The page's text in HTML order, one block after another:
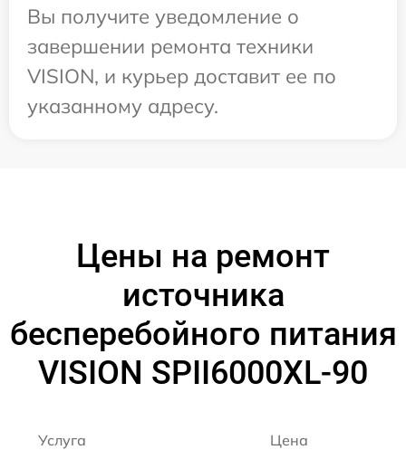
Вы получите уведомление о
завершении ремонта техники
VISION, и курьер доставит ее по
указанному адресу.
Цены на ремонт
источника
бесперебойного питания
VISION SPII6000XL-90
Услуга Цена